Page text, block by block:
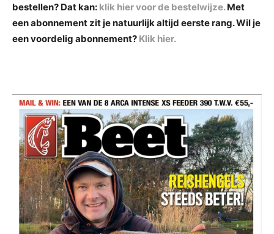
bestellen? Dat kan: klik hier voor de bestelwijze.Met
een abonnement zit je natuurlijk altijd eerste rang. Wil je
een voordelig abonnement? Klik hier.